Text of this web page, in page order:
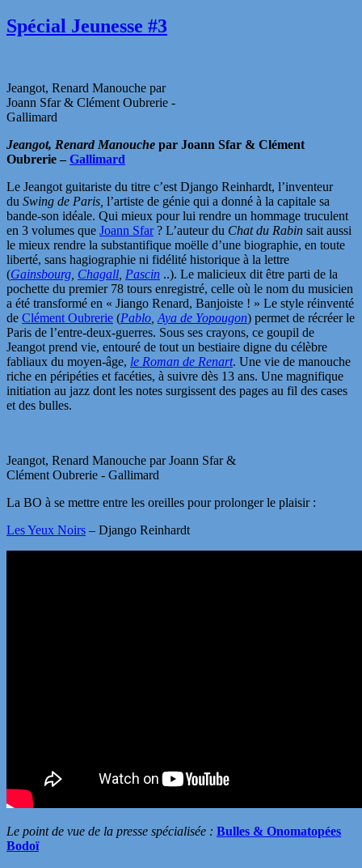
Spécial Jeunesse #3
Jeangot, Renard Manouche par
Joann Sfar & Clément Oubrerie -
Gallimard
Jeangot, Renard Manouche par Joann Sfar & Clément
Oubrerie –Gallimard
Le Jeangot guitariste du titre c’est Django Reinhardt, l’inventeur
du Swing de Paris, l’artiste de génie qui a donné à la capitale sa
bande-son idéale. Qui mieux pour lui rendre un hommage truculent
en 3 volumes que Joann Sfar? L’auteur du Chat du Rabin sait aussi
le mieux rendre la substantifique moëlle d’une biographie, en toute
liberté, sans hagiographie ni fidélité historique à la lettre
(Gainsbourg Chagall Pascin ..). Le malicieux dit être parti de la
pochette du premier 78 tours enregistré, celle où le nom du musicien
a été transformé en « Jiango Renard, Banjoiste ! » Le style réinventé
de Clément Oubrerie (Pablo Aya de Yopougon) permet de récréer le
Paris de l’entre-deux-guerres. Sous ses crayons, ce goupil de
Jeangot prend vie, entouré de tout un bestiaire digne du célèbre
fabliaux du moyen-âge, le Roman de Renart. Une vie de manouche
riche en péripéties et facéties, à suivre dès 13 ans. Une magnifique
initiation au jazz dont les notes surgissent des pages au fil des cases
et des bulles.
Jeangot, Renard Manouche par Joann Sfar &
Clément Oubrerie - Gallimard
La BO à se mettre entre les oreilles pour prolonger le plaisir :
Les Yeux Noirs – Django Reinhardt
Le point de vue de la presse spécialisée : Bulles & Onomatopées
Bodoï